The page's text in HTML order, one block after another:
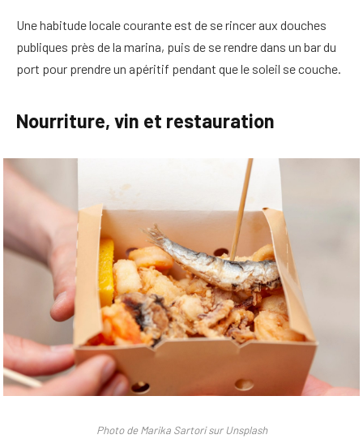
Une habitude locale courante est de se rincer aux douches
publiques près de la marina, puis de se rendre dans un bar du
port pour prendre un apéritif pendant que le soleil se couche.
Nourriture, vin et restauration
Photo de Marika Sartori sur Unsplash